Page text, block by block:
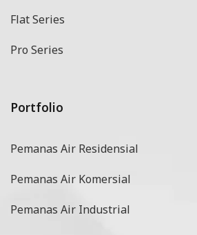
Flat Series
Pro Series
Portfolio
Pemanas Air Residensial
Pemanas Air Komersial
Pemanas Air Industrial